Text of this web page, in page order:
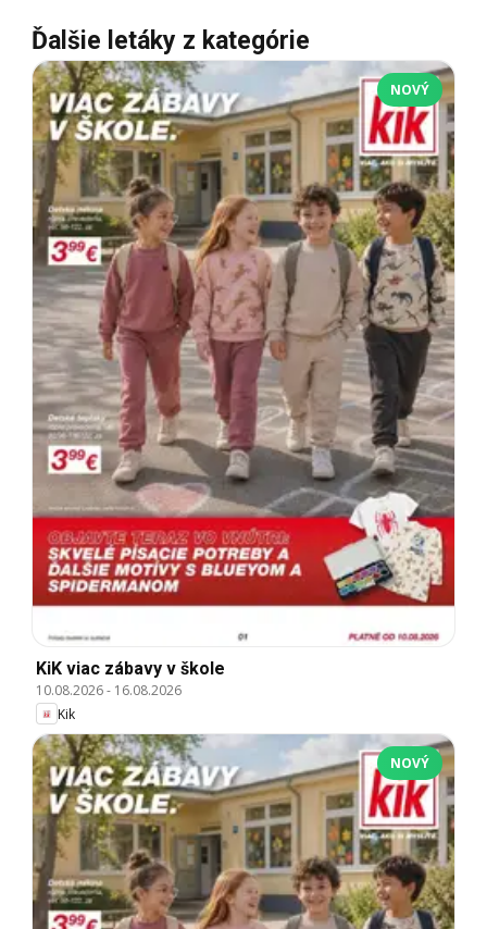
Ďalšie letáky z kategórie
NOVÝ
KiK viac zábavy v škole
10.08.2026- 16.08.2026
Kik
NOVÝ